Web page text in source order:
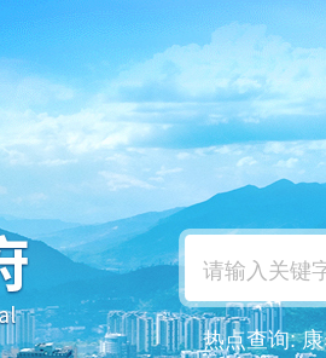
热点查询: